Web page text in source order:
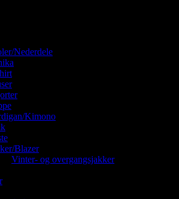
Nederdele
Kimono
Blazer
Vinter- og overgangsjakker